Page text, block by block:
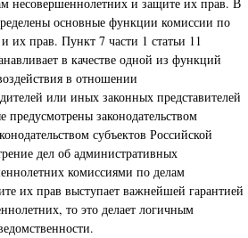
несовершеннолетних и защите их прав. В
основные функции комиссии по
их прав. Пункт 7 части 1 статьи 11
в качестве одной из функций
в отношении
или иных законных представителей
предусмотрены законодательством
субъектов Российской
дел об административных
комиссиями по делам
их прав выступает важнейшей гарантией
то это делает логичным